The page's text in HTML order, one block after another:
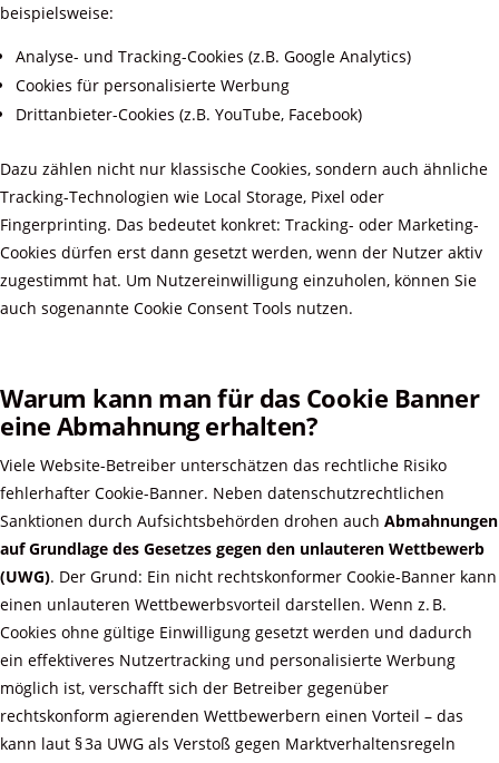
beispielsweise:
Analyse- und Tracking-Cookies (z.B. Google Analytics)
Cookies für personalisierte Werbung
Drittanbieter-Cookies (z.B. YouTube, Facebook)
Dazu zählen nicht nur klassische Cookies, sondern auch ähnliche
Tracking-Technologien wie Local Storage, Pixel oder
Fingerprinting. Das bedeutet konkret: Tracking- oder Marketing-
Cookies dürfen erst dann gesetzt werden, wenn der Nutzer aktiv
zugestimmt hat. Um Nutzereinwilligung einzuholen, können Sie
auch sogenannte Cookie Consent Tools nutzen.
Warum kann man für das Cookie Banner
eine Abmahnung erhalten?
Viele Website-Betreiber unterschätzen das rechtliche Risiko
fehlerhafter Cookie-Banner. Neben datenschutzrechtlichen
Sanktionen durch Aufsichtsbehörden drohen auch Abmahnungen
auf Grundlage des Gesetzes gegen den unlauteren Wettbewerb
(UWG). Der Grund: Ein nicht rechtskonformer Cookie-Banner kann
einen unlauteren Wettbewerbsvorteil darstellen. Wenn z. B.
Cookies ohne gültige Einwilligung gesetzt werden und dadurch
ein effektiveres Nutzertracking und personalisierte Werbung
möglich ist, verschafft sich der Betreiber gegenüber
rechtskonform agierenden Wettbewerbern einen Vorteil – das
kann laut § 3a UWG als Verstoß gegen Marktverhaltensregeln